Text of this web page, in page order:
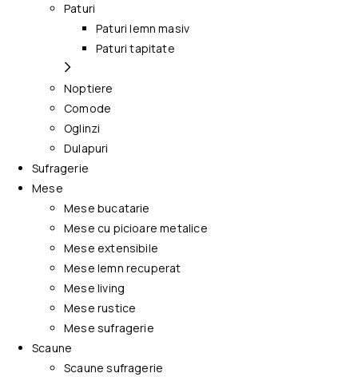
Paturi
Paturi lemn masiv
Paturi tapitate
Noptiere
Comode
Oglinzi
Dulapuri
Sufragerie
Mese
Mese bucatarie
Mese cu picioare metalice
Mese extensibile
Mese lemn recuperat
Mese living
Mese rustice
Mese sufragerie
Scaune
Scaune sufragerie